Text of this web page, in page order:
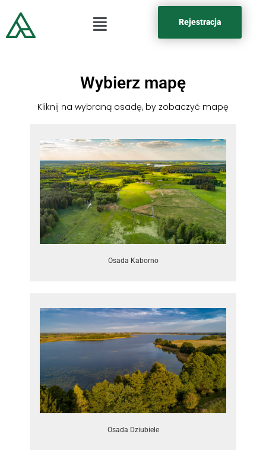
Rejestracja
Wybierz mapę
Kliknij na wybraną osadę, by zobaczyć mapę
Osada Kaborno
Osada Dziubiele